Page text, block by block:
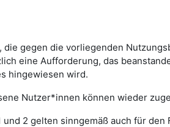
die gegen die vorliegenden
eine Aufforderung, das
hingewiesen wird.
Nutzer*innen können wieder
und 2 gelten sinngemäß auch für